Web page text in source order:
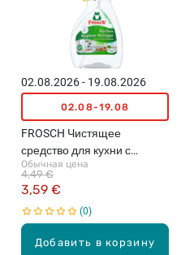
Добавить в корзину
02.08.2026 - 19.08.2026
02.08-19.08
FROSCH Чистящее
средство для кухни с
гигиеническим эффектом,
300мл
Обычная цена
3,59 €
4,49 €
0